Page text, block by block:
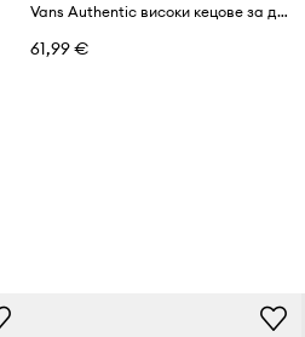
Vans Authentic високи кецове за деца
61,99 €